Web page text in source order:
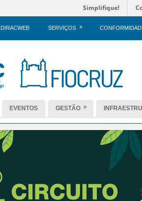
Simplifique!
DIRACWEB SERVIÇOS »
EVENTOS GESTÃO »